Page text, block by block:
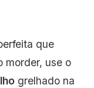
que
morder, use o
grelhado na